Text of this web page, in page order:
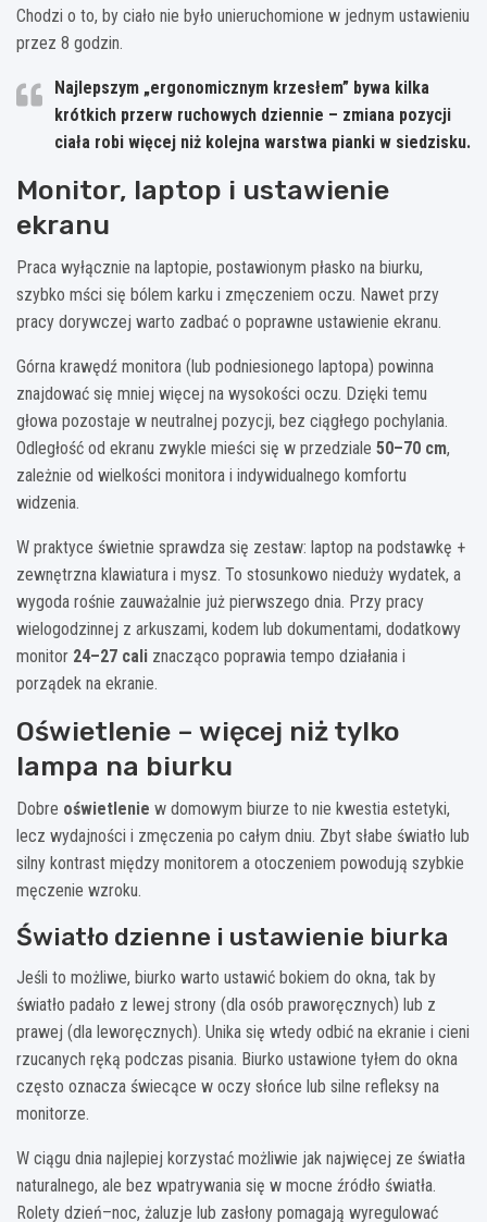
Chodzi o to, by ciało nie było unieruchomione w jednym ustawieniu
przez 8 godzin.
Najlepszym „ergonomicznym krzesłem” bywa kilka
krótkich przerw ruchowych dziennie – zmiana pozycji
ciała robi więcej niż kolejna warstwa pianki w siedzisku.
Monitor, laptop i ustawienie
ekranu
Praca wyłącznie na laptopie, postawionym płasko na biurku,
szybko mści się bólem karku i zmęczeniem oczu. Nawet przy
pracy dorywczej warto zadbać o poprawne ustawienie ekranu.
Górna krawędź monitora (lub podniesionego laptopa) powinna
znajdować się mniej więcej na wysokości oczu. Dzięki temu
głowa pozostaje w neutralnej pozycji, bez ciągłego pochylania.
Odległość od ekranu zwykle mieści się w przedziale 50–70 cm,
zależnie od wielkości monitora i indywidualnego komfortu
widzenia.
W praktyce świetnie sprawdza się zestaw: laptop na podstawkę +
zewnętrzna klawiatura i mysz. To stosunkowo nieduży wydatek, a
wygoda rośnie zauważalnie już pierwszego dnia. Przy pracy
wielogodzinnej z arkuszami, kodem lub dokumentami, dodatkowy
monitor 24–27 cali znacząco poprawia tempo działania i
porządek na ekranie.
Oświetlenie – więcej niż tylko
lampa na biurku
Dobre oświetlenie w domowym biurze to nie kwestia estetyki,
lecz wydajności i zmęczenia po całym dniu. Zbyt słabe światło lub
silny kontrast między monitorem a otoczeniem powodują szybkie
męczenie wzroku.
Światło dzienne i ustawienie biurka
Jeśli to możliwe, biurko warto ustawić bokiem do okna, tak by
światło padało z lewej strony (dla osób praworęcznych) lub z
prawej (dla leworęcznych). Unika się wtedy odbić na ekranie i cieni
rzucanych ręką podczas pisania. Biurko ustawione tyłem do okna
często oznacza świecące w oczy słońce lub silne refleksy na
monitorze.
W ciągu dnia najlepiej korzystać możliwie jak najwięcej ze światła
naturalnego, ale bez wpatrywania się w mocne źródło światła.
Rolety dzień–noc, żaluzje lub zasłony pomagają wyregulować